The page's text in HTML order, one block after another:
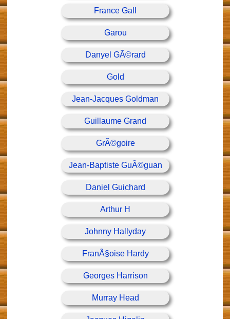
France Gall
Garou
Danyel GÃ©rard
Gold
Jean-Jacques Goldman
Guillaume Grand
GrÃ©goire
Jean-Baptiste GuÃ©guan
Daniel Guichard
Arthur H
Johnny Hallyday
FranÃ§oise Hardy
Georges Harrison
Murray Head